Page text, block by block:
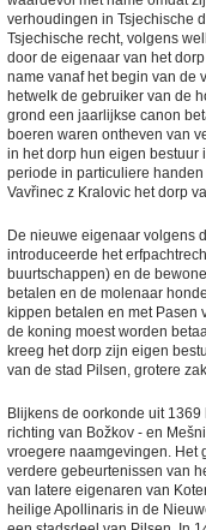
verhoudingen in Tsjechische
Tsjechische recht, volgens
door de eigenaar van het
name vanaf het begin van de
hetwelk de gebruiker van de
grond een jaarlijkse canon
boeren waren ontheven van
in het dorp hun eigen
periode in particuliere
Vavřinec z Kralovic het dorp
De nieuwe eigenaar volgens
introduceerde het
buurtschappen) en de
betalen en de molenaar
kippen betalen en met Pasen
de koning moest worden
kreeg het dorp zijn eigen
van de stad Pilsen, grotere
Blijkens de oorkonde uit
richting van Božkov - en
vroegere naamgevingen. Het
verdere gebeurtenissen van
van latere eigenaren van
heilige Apollinaris in de